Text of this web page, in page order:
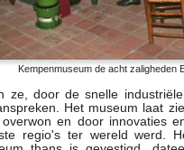
Kempenmuseum de acht zaligheden
ze, door de snelle
Het museum laat
en door innovaties
regio's ter wereld werd.